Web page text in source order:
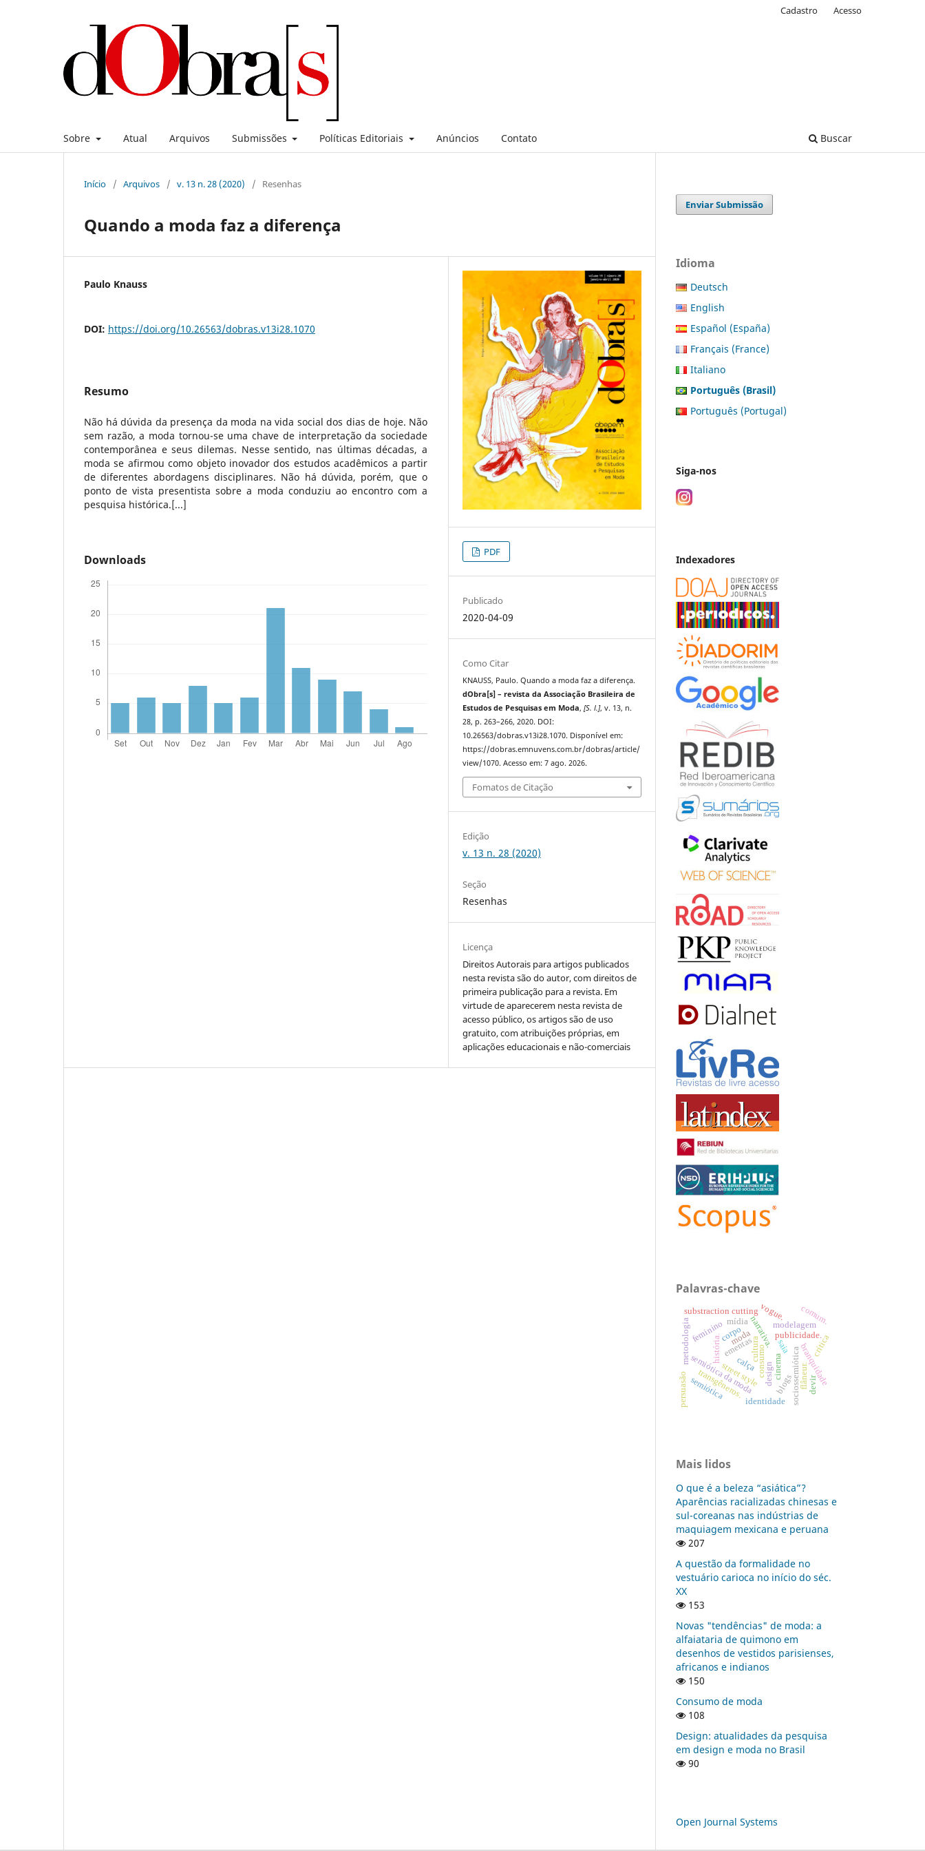
Sobre Atual Arquivos Submissões Políticas Editoriais Anúncios Contato Buscar
Cadastro Acesso
Início / Arquivos / v. 13 n. 28 (2020) / Resenhas
Quando a moda faz a diferença
Paulo Knauss
DOI: https://doi.org/10.26563/dobras.v13i28.1070
Resumo
Não há dúvida da presença da moda na vida social dos dias de hoje. Não
sem razão, a moda tornou-se uma chave de interpretação da sociedade
contemporânea e seus dilemas. Nesse sentido, nas últimas décadas, a
moda se afirmou como objeto inovador dos estudos acadêmicos a partir
de diferentes abordagens disciplinares. Não há dúvida, porém, que o
ponto de vista presentista sobre a moda conduziu ao encontro com a
pesquisa histórica.[...]
Downloads
PDF
Publicado
2020-04-09
Como Citar
KNAUSS, Paulo. Quando a moda faz a diferença.
dObra[s] – revista da Associação Brasileira de
Estudos de Pesquisas em Moda,[S. l.], v. 13, n.
28, p. 263–266, 2020. DOI:
10.26563/dobras.v13i28.1070. Disponível em:
https://dobras.emnuvens.com.br/dobras/article/
view/1070. Acesso em: 7 ago. 2026.
Fomatos de Citação
Edição
v. 13 n. 28 (2020)
Seção
Resenhas
Licença
Direitos Autorais para artigos publicados
nesta revista são do autor, com direitos de
primeira publicação para a revista. Em
virtude de aparecerem nesta revista de
acesso público, os artigos são de uso
gratuito, com atribuições próprias, em
aplicações educacionais e não-comerciais
Enviar Submissão
Idioma
Deutsch
English
Español (España)
Français (France)
Italiano
Português (Brasil)
Português (Portugal)
Siga-nos
Indexadores
Palavras-chave
ementas
moda
história. consumo cinema
narrativa.saia
calça
semiótica da moda sociossemiótica
publicidade.
substraction cutting
modelagem
metodologia
design
corpo
transgêneros. branquidade
feminino
vogue.
mídia
blogs
street style flâneur.
cultura
devir
identidade
semiótica
crítica
comum.
persuasão
Mais lidos
O que é a beleza “asiática”?
Aparências racializadas chinesas e
sul-coreanas nas indústrias de
maquiagem mexicana e peruana
207
A questão da formalidade no
vestuário carioca no início do séc.
XX
153
Novas "tendências" de moda: a
alfaiataria de quimono em
desenhos de vestidos parisienses,
africanos e indianos
150
Consumo de moda
108
Design: atualidades da pesquisa
em design e moda no Brasil
90
Open Journal Systems